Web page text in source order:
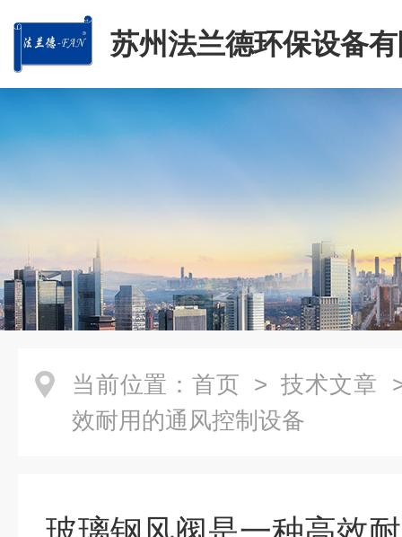
苏州法兰德环保设备
当前位置： 首页 > 技术文章
效耐用的通风控制设备